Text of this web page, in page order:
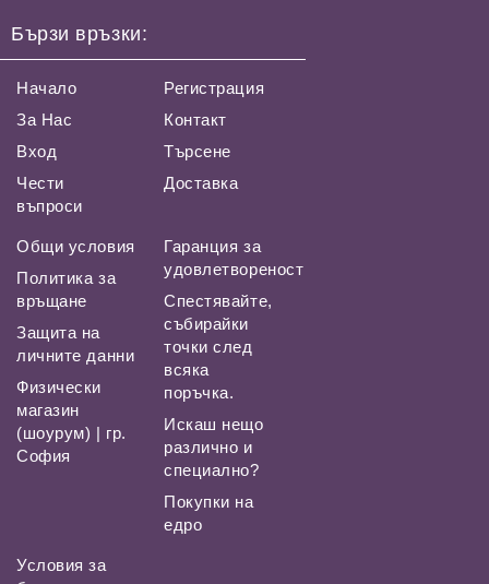
Бързи връзки:
Начало
За Нас
Вход
Чести
въпроси
Регистрация
Контакт
Търсене
Доставка
Общи условия
Политика за
връщане
Защита на
личните данни
Физически
магазин
(шоурум) | гр.
София
Гаранция за
удовлетвореност
Спестявайте,
събирайки
точки след
всяка
поръчка.
Искаш нещо
различно и
специално?
Покупки на
едро
Условия за